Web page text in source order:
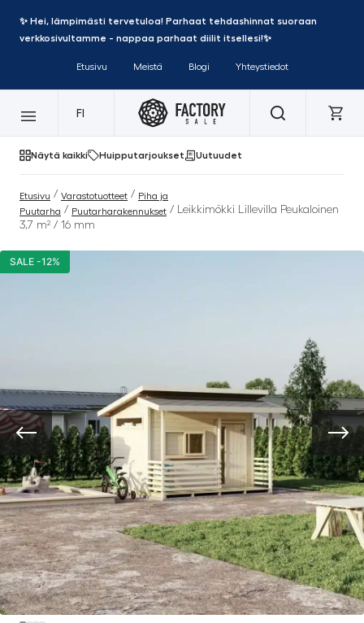
✨ Hei, lämpimästi tervetuloa! Parhaat tehdashinnat suoraan
verkkosivultamme - nappaa parhaat diilit itsellesi!✨
Etusivu Meistä Blogi Yhteystiedot
FI
Näytä kaikki Huipputarjoukset Uutuudet
Etusivu / Varastotuotteet / Piha ja
Puutarha / Puutarharakennukset / Leikkimökki Lillevilla Peukaloinen
3,7 m² / 16 mm
SALE -12%